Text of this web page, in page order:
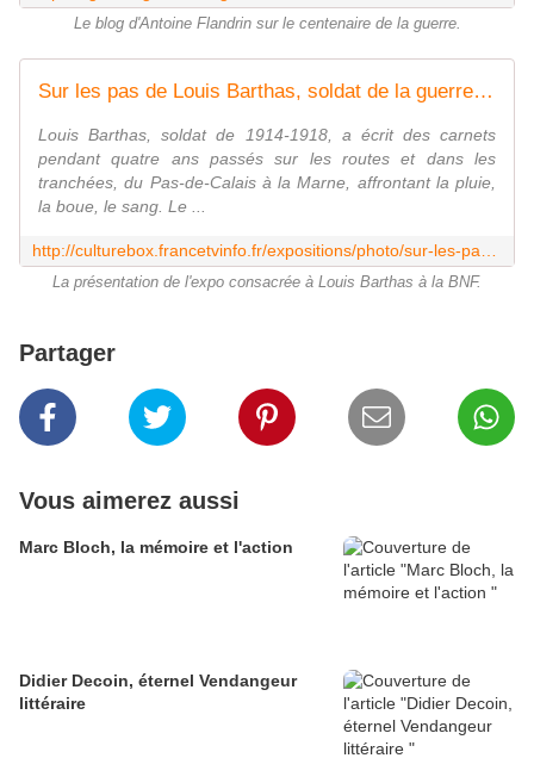
Le blog d'Antoine Flandrin sur le centenaire de la guerre.
Sur les pas de Louis Barthas, soldat de la guerre de 1914, à la BNF
Louis Barthas, soldat de 1914-1918, a écrit des carnets
pendant quatre ans passés sur les routes et dans les
tranchées, du Pas-de-Calais à la Marne, affrontant la pluie,
la boue, le sang. Le ...
La présentation de l'expo consacrée à Louis Barthas à la BNF.
Partager
Vous aimerez aussi
Marc Bloch, la mémoire et l'action
Didier Decoin, éternel Vendangeur
littéraire